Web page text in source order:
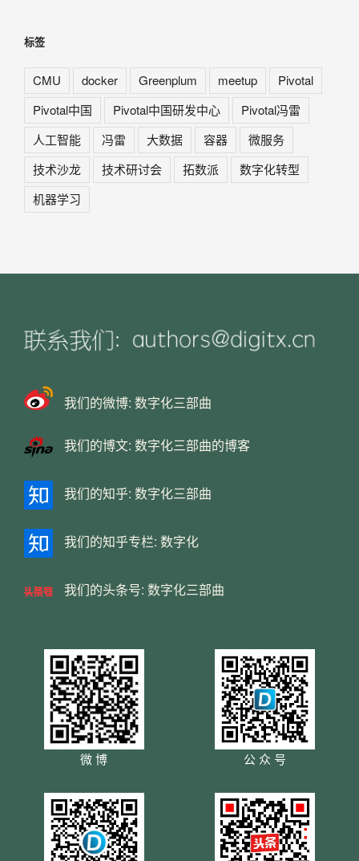
标签
CMU docker Greenplum meetup
Pivotal
Pivotal中国
Pivotal中国研发中心
Pivotal冯雷
人工智能
冯雷 大数据 容器
微服务
技术沙龙
技术研讨会 拓数派
数字化转型
机器学习
我们的微博: 数字化三部曲
我们的博文: 数字化三部曲的博客
我们的知乎: 数字化三部曲
我们的知乎专栏: 数字化
我们的头条号: 数字化三部曲
微 博 公 众 号